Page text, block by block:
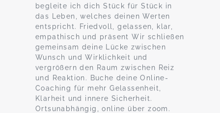
begleite ich dich Stück für Stück in
das Leben, welches deinen Werten
entspricht. Friedvoll, gelassen, klar,
empathisch und präsent Wir schließen
gemeinsam deine Lücke zwischen
Wunsch und Wirklichkeit und
vergrößern den Raum zwischen Reiz
und Reaktion. Buche deine Online-
Coaching für mehr Gelassenheit,
Klarheit und innere Sicherheit.
Ortsunabhängig, online über zoom.